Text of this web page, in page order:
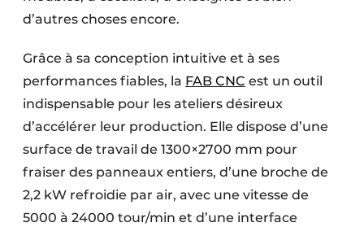
d’autres choses encore.
Grâce à sa conception intuitive et à ses
performances fiables, la FAB CNC est un outil
indispensable pour les ateliers désireux
d’accélérer leur production. Elle dispose d’une
surface de travail de 1300×2700 mm pour
fraiser des panneaux entiers, d’une broche de
2,2 kW refroidie par air, avec une vitesse de
5000 à 24000 tour/min et d’une interface